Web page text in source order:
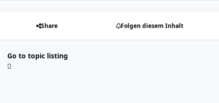
Share Folgen diesem Inhalt
Go to topic listing